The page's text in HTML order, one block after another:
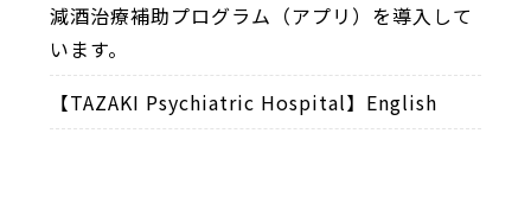
減酒治療補助プログラム（アプリ）を導入して
います。
【TAZAKI Psychiatric Hospital】English